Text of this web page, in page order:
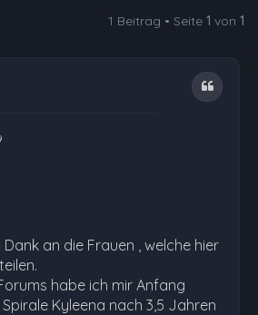
1 Beitrag • Seite 1 von 1
Zitat
an die Frauen , welche hier
habe ich mir Anfang
Kyleena nach 3,5 Jahren